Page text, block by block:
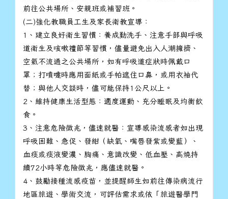
前往公共場所、安親班或補習班。
(二)強化教職員工生及家長衛教宣導：
1、建立良好衛生習慣：養成勤洗手、注意手部與呼吸
道衛生及咳嗽禮節等習慣，儘量避免出入人潮擁擠、
空氣不流通之公共場所，如有呼吸道症狀時佩戴口
罩；打噴嚏時應用面紙或手帕遮住口鼻，或用衣袖代
替；與他人交談時，儘可能保持1公尺以上。
2、維持健康生活型態：適度運動、充分睡眠及均衡飲
食。
3、注意危險徵兆，儘速就醫：宣導感染流感者如出現
呼吸困難、急促、發紺（缺氧、嘴唇發紫或變藍）、
血痰或痰液變濃、胸痛、意識改變、低血壓、高燒持
續72小時等危險徵兆，應儘速就醫。
4、鼓勵接種流感疫苗，並提醒師生如前往傳染病流行
地區旅遊、學術交流，可評估需求或依「旅遊醫學門